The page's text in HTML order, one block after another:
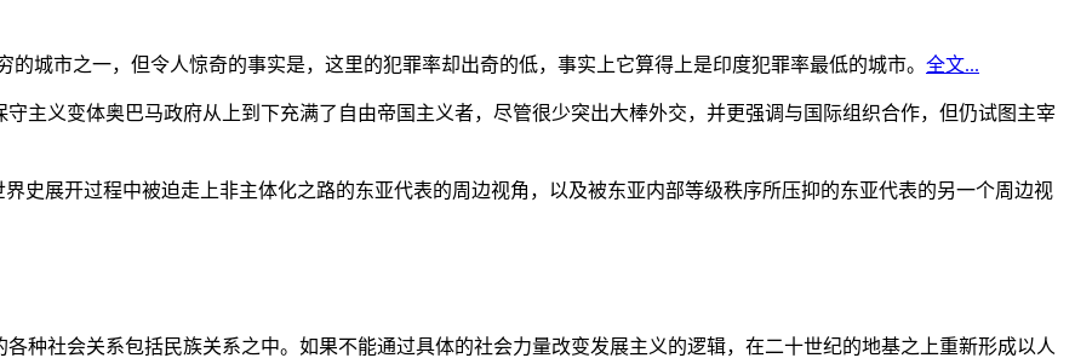
的城市之一，但令人惊奇的事实是，这里的犯罪率却出奇的低，事实上它算得上是印度犯罪率最低的城市。 全文...
主义变体奥巴马政府从上到下充满了自由帝国主义者，尽管很少突出大棒外交，并更强调与国际组织合作，但仍试图主宰
史展开过程中被迫走上非主体化之路的东亚代表的周边视角，以及被东亚内部等级秩序所压抑的东亚代表的另一个周边视
种社会关系包括民族关系之中。如果不能通过具体的社会力量改变发展主义的逻辑，在二十世纪的地基之上重新形成以人